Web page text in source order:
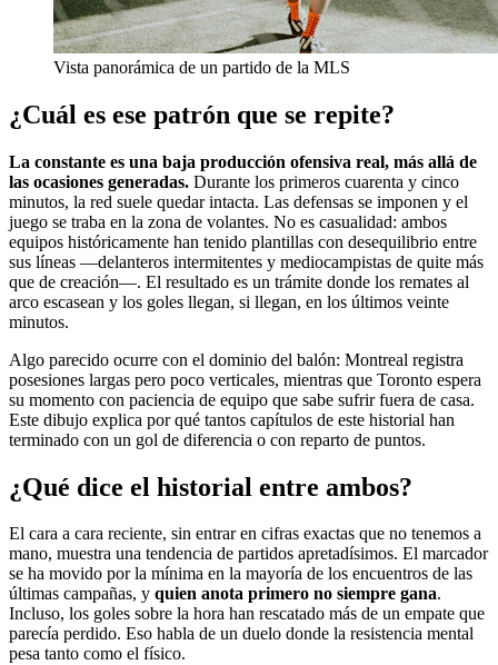
Vista panorámica de un partido de la MLS
¿Cuál es ese patrón que se repite?
La constante es una baja producción ofensiva real, más allá de
las ocasiones generadas. Durante los primeros cuarenta y cinco
minutos, la red suele quedar intacta. Las defensas se imponen y el
juego se traba en la zona de volantes. No es casualidad: ambos
equipos históricamente han tenido plantillas con desequilibrio entre
sus líneas —delanteros intermitentes y mediocampistas de quite más
que de creación—. El resultado es un trámite donde los remates al
arco escasean y los goles llegan, si llegan, en los últimos veinte
minutos.
Algo parecido ocurre con el dominio del balón: Montreal registra
posesiones largas pero poco verticales, mientras que Toronto espera
su momento con paciencia de equipo que sabe sufrir fuera de casa.
Este dibujo explica por qué tantos capítulos de este historial han
terminado con un gol de diferencia o con reparto de puntos.
¿Qué dice el historial entre ambos?
El cara a cara reciente, sin entrar en cifras exactas que no tenemos a
mano, muestra una tendencia de partidos apretadísimos. El marcador
se ha movido por la mínima en la mayoría de los encuentros de las
últimas campañas, y quien anota primero no siempre gana.
Incluso, los goles sobre la hora han rescatado más de un empate que
parecía perdido. Eso habla de un duelo donde la resistencia mental
pesa tanto como el físico.